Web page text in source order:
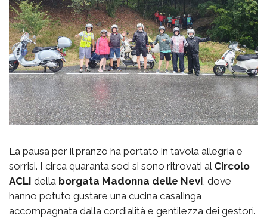
La pausa per il pranzo ha portato in tavola allegria e
sorrisi. I circa quaranta soci si sono ritrovati al Circolo
ACLI della borgata Madonna delle Nevi, dove
hanno potuto gustare una cucina casalinga
accompagnata dalla cordialità e gentilezza dei gestori.